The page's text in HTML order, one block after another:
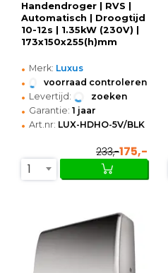
Handendroger | RVS |
Automatisch | Droogtijd
10-12s | 1.35kW (230V) |
173x150x255(h)mm
• Merk: Luxus
• voorraad controleren
• Levertijd: zoeken
• Garantie: 1 jaar
• Art.nr: LUX-HDHO-5V/BLK
233,-175,-
1